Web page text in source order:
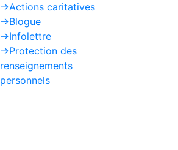
->Actions caritatives
->Blogue
->Infolettre
->Protection des
renseignements
personnels